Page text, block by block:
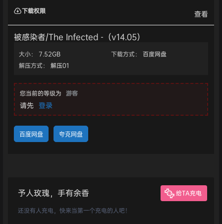
下载权限 查看
被感染者/The Infected -（v14.05）
大小： 7.52GB 下载方式：
百度网盘
解压方式：
解压01
您当前的等级为 游客
请先 登录
百度网盘 夸克网盘
予人玫瑰，手有余香 给TA充电
还没有人充电，快来当第一个充电的人吧！